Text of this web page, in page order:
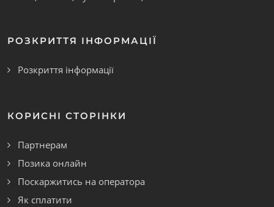
РОЗКРИТТЯ ІНФОРМАЦІЇ
Розкриття інформації
КОРИСНІ СТОРІНКИ
Партнерам
Позика онлайн
Поскаржитись на оператора
Як сплатити